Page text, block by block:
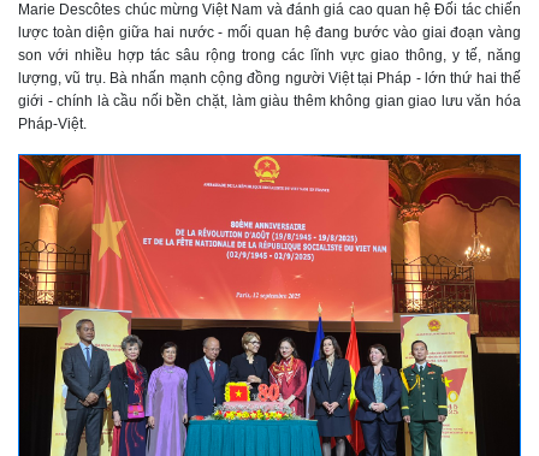
Marie Descôtes chúc mừng Việt Nam và đánh giá cao quan hệ Đối tác chiến
lược toàn diện giữa hai nước - mối quan hệ đang bước vào giai đoạn vàng
son với nhiều hợp tác sâu rộng trong các lĩnh vực giao thông, y tế, năng
lượng, vũ trụ. Bà nhấn mạnh cộng đồng người Việt tại Pháp - lớn thứ hai thế
giới - chính là cầu nối bền chặt, làm giàu thêm không gian giao lưu văn hóa
Pháp-Việt.